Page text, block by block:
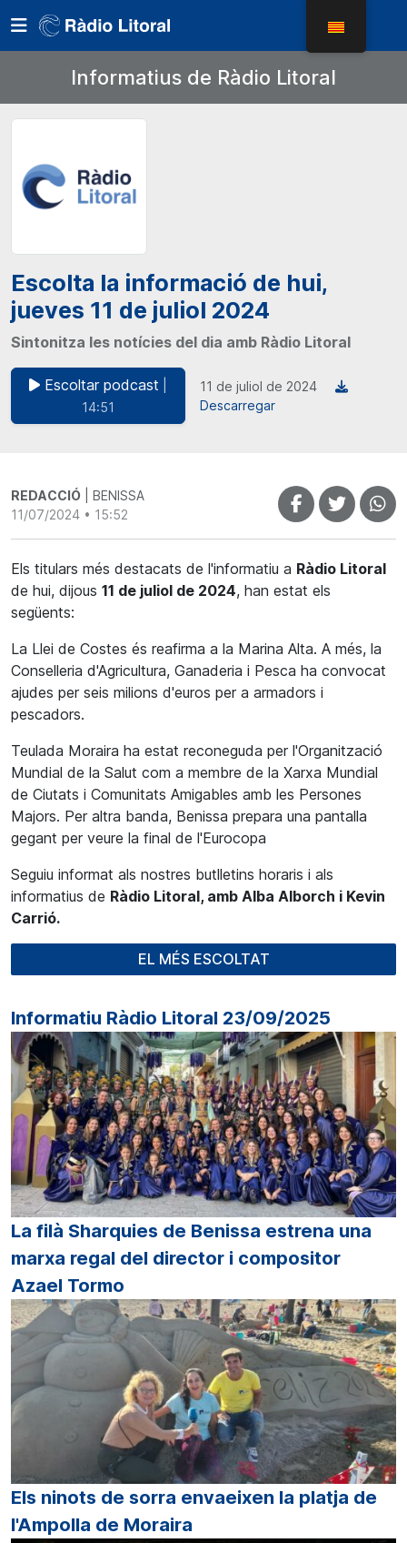
Informatius de Ràdio Litoral
Escolta la informació de hui,
jueves 11 de juliol 2024
Sintonitza les notícies del dia amb Ràdio Litoral
Escoltar podcast
14:51
11 de juliol de 2024
Descarregar
REDACCIÓ | BENISSA
11/07/2024 • 15:52
Els titulars més destacats de l'informatiu a Ràdio Litoral
de hui, dijous 11 de juliol de 2024, han estat els
següents:
La Llei de Costes és reafirma a la Marina Alta. A més, la
Conselleria d'Agricultura, Ganaderia i Pesca ha convocat
ajudes per seis milions d'euros per a armadors i
pescadors.
Teulada Moraira ha estat reconeguda per l'Organització
Mundial de la Salut com a membre de la Xarxa Mundial
de Ciutats i Comunitats Amigables amb les Persones
Majors. Per altra banda, Benissa prepara una pantalla
gegant per veure la final de l'Eurocopa
Seguiu informat als nostres butlletins horaris i als
informatius de Ràdio Litoral, amb Alba Alborch i Kevin
Carrió.
EL MÉS ESCOLTAT
Informatiu Ràdio Litoral 23/09/2025
La filà Sharquies de Benissa estrena una
marxa regal del director i compositor
Azael Tormo
Els ninots de sorra envaeixen la platja de
l'Ampolla de Moraira